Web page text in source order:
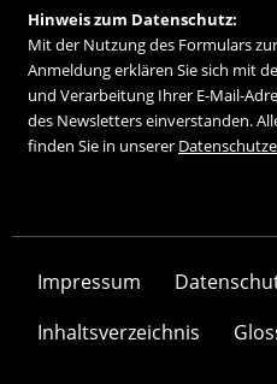
Hinweis zum Datenschutz:
Mit der Nutzung des Formulars
Anmeldung erklären Sie sich mit
und Verarbeitung Ihrer E-Mail-
des Newsletters einverstanden.
finden Sie in unserer
Impressum
Inhaltsverzeichnis